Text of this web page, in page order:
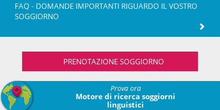
FAQ - DOMANDE IMPORTANTI RIGUARDO IL VOSTRO
SOGGIORNO
PRENOTAZIONE SOGGIORNO
Prova ora
Motore di ricerca soggiorni
linguistici